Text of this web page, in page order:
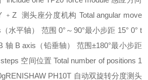
﹢Z 测头座分度机构 Total angular move
水平轴） 范围 0°～90°最小步距 15° 0° t
轴 B axis（铅垂轴） 范围±180°最小步距
steps 空间位置 Total number of positions 1
PH10T 自动双旋转分度测头